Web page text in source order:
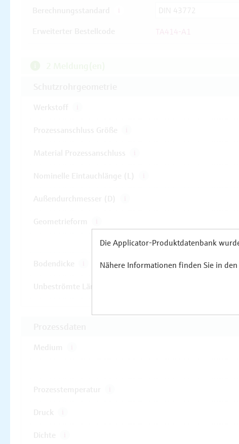
Die Applicator-Produktdatenbank
Nähere Informationen finden Sie in